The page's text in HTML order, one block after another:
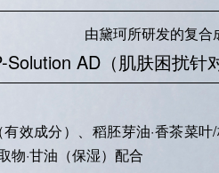
由黛珂所研发的复合
Solution AD（肌肤困扰针
效成分）、稻胚芽油·香茶菜叶
物·甘油（保湿）配合